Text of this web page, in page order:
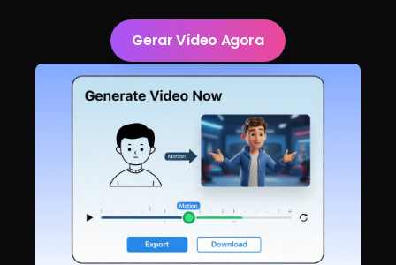
Gerar Vídeo Agora